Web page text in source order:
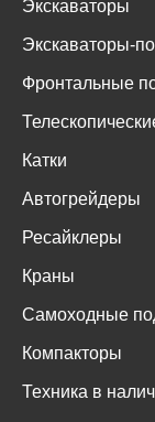
Экскаваторы
Экскаваторы-
Фронтальные
Катки
Автогрейдеры
Ресайклеры
Краны
Самоходные
Компакторы
Техника в